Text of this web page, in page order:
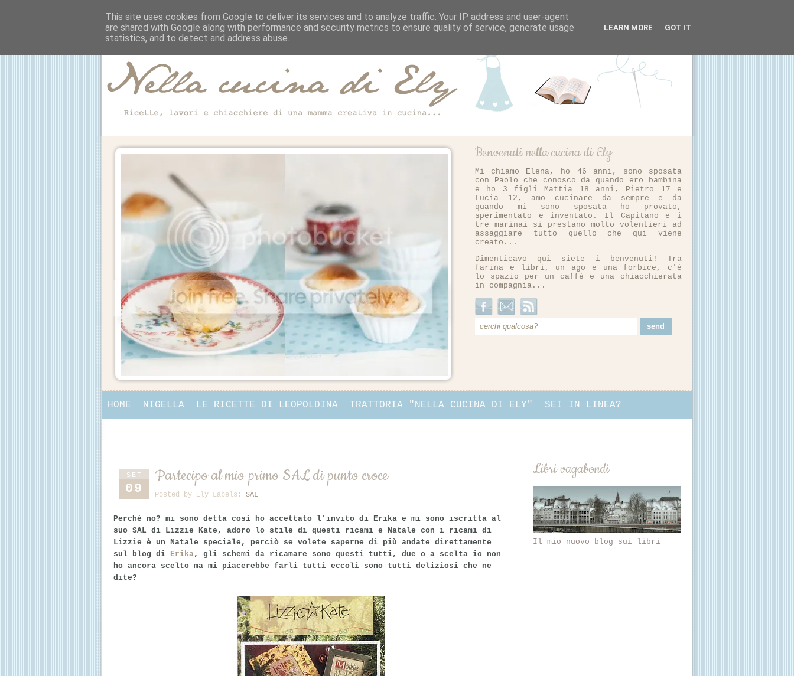
Benvenuti nella cucina di Ely
Mi chiamo Elena, ho 46 anni, sono sposata
con Paolo che conosco da quando ero bambina
e ho 3 figli Mattia 18 anni, Pietro 17 e
Lucia 12, amo cucinare da sempre e da
quando mi sono sposata ho provato,
sperimentato e inventato. Il Capitano e i
tre marinai si prestano molto volentieri ad
assaggiare tutto quello che qui viene
creato...
Dimenticavo qui siete i benvenuti! Tra
farina e libri, un ago e una forbice, c'è
lo spazio per un caffè e una chiacchierata
in compagnia...
HOME NIGELLA LE RICETTE DI LEOPOLDINA TRATTORIA "NELLA CUCINA DI ELY" SEI IN LINEA?
SET
09
Partecipo al mio primo SAL di punto croce
Posted by Ely Labels: SAL
Perchè no? mi sono detta così ho accettato l'invito di Erika e mi sono iscritta al
suo SAL di Lizzie Kate, adoro lo stile di questi ricami e Natale con i ricami di
Lizzie è un Natale speciale, perciò se volete saperne di più andate direttamente
sul blog di Erika, gli schemi da ricamare sono questi tutti, due o a scelta io non
ho ancora scelto ma mi piacerebbe farli tutti eccoli sono tutti deliziosi che ne
dite?
Libri vagabondi
Il mio nuovo blog sui libri
This site uses cookies from Google to deliver its services and to analyze traffic. Your IP address and user-agent
are shared with Google along with performance and security metrics to ensure quality of service, generate usage
statistics, and to detect and address abuse.
LEARN MORE GOT IT